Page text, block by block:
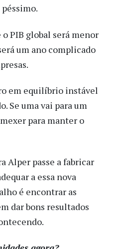
PIB global será menor
um ano complicado
em equilíbrio instável
Se uma vai para um
para manter o
Alper passe a fabricar
a essa nova
é encontrar as
dar bons resultados